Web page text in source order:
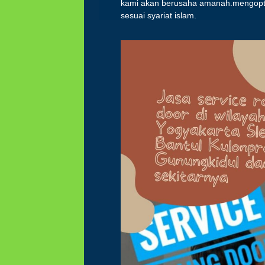
kami akan berusaha
sesuai syariat islam.